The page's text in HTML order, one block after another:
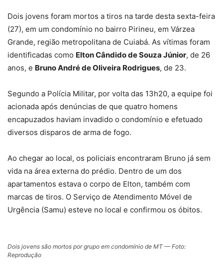
Dois jovens foram mortos a tiros na tarde desta sexta-feira
(27), em um condomínio no bairro Pirineu, em Várzea
Grande, região metropolitana de Cuiabá. As vítimas foram
identificadas como Elton Cândido de Souza Júnior, de 26
anos, e Bruno André de Oliveira Rodrigues, de 23.
Segundo a Polícia Militar, por volta das 13h20, a equipe foi
acionada após denúncias de que quatro homens
encapuzados haviam invadido o condomínio e efetuado
diversos disparos de arma de fogo.
Ao chegar ao local, os policiais encontraram Bruno já sem
vida na área externa do prédio. Dentro de um dos
apartamentos estava o corpo de Elton, também com
marcas de tiros. O Serviço de Atendimento Móvel de
Urgência (Samu) esteve no local e confirmou os óbitos.
Dois jovens são mortos por grupo em condomínio de MT — Foto:
Reprodução